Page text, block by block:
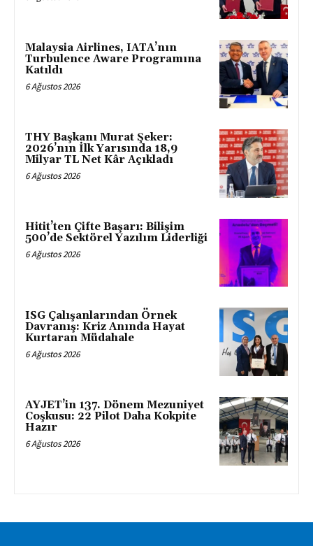
Malaysia Airlines, IATA’nın
Turbulence Aware Programına
Katıldı
6 Ağustos 2026
THY Başkanı Murat Şeker:
2026’nın İlk Yarısında 18,9
Milyar TL Net Kâr Açıkladı
6 Ağustos 2026
Hitit’ten Çifte Başarı: Bilişim
500’de Sektörel Yazılım Liderliği
6 Ağustos 2026
ISG Çalışanlarından Örnek
Davranış: Kriz Anında Hayat
Kurtaran Müdahale
6 Ağustos 2026
AYJET’in 137. Dönem Mezuniyet
Coşkusu: 22 Pilot Daha Kokpite
Hazır
6 Ağustos 2026